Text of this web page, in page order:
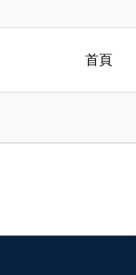
首頁